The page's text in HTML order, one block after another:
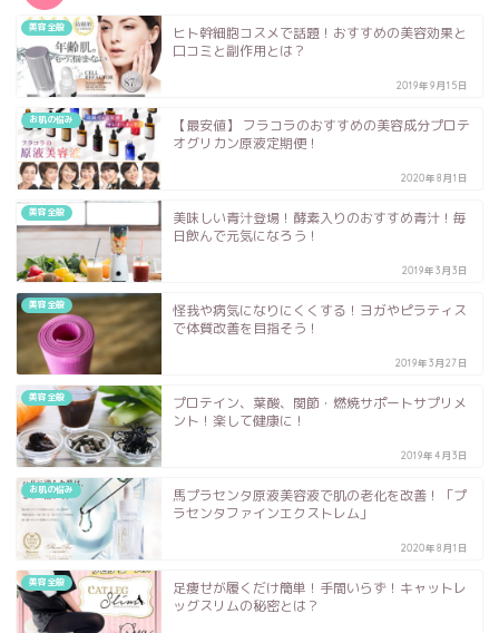
美容全般
ヒト幹細胞コスメで話題！おすすめの美容効果と
口コミと副作用とは？
2019年9月15日
お肌の悩み
【最安値】 フラコラのおすすめの美容成分プロテ
オグリカン原液定期便！
2020年8月1日
美容全般
美味しい青汁登場！酵素入りのおすすめ青汁！毎
日飲んで元気になろう！
2019年3月3日
美容全般
怪我や病気になりにくくする！ヨガやピラティス
で体質改善を目指そう！
2019年3月27日
美容全般
プロテイン、葉酸、関節・燃焼サポートサプリメ
ント！楽して健康に！
2019年4月3日
お肌の悩み
馬プラセンタ原液美容液で肌の老化を改善！「プ
ラセンタファインエクストレム」
2020年8月1日
美容全般
足痩せが履くだけ簡単！手間いらず！キャットレ
ッグスリムの秘密とは？